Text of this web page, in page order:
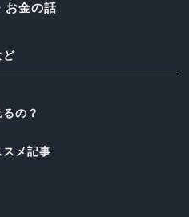
お金の話
ど
の？
スメ記事